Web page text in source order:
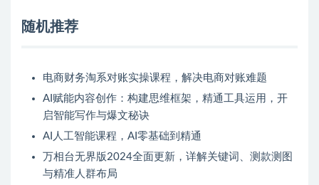
随机推荐
电商财务淘系对账实操课程，解决电商对账难题
AI赋能内容创作：构建思维框架，精通工具运用，开
启智能写作与爆文秘诀
AI人工智能课程，AI零基础到精通
万相台无界版2024全面更新，详解关键词、测款测图
与精准人群布局